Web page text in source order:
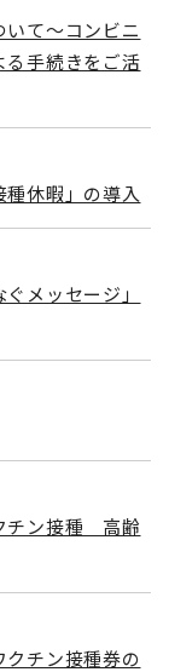
て～コンビニ
る手続きをご活
種休暇」の導入
メッセージ」
チン接種 高齢
クチン接種券の